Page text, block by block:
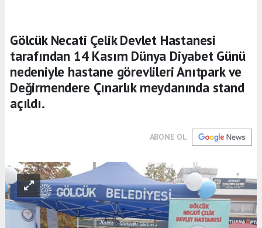
Gölcük Necati Çelik Devlet Hastanesi
tarafından 14 Kasım Dünya Diyabet Günü
nedeniyle hastane görevlileri Anıtpark ve
Değirmendere Çınarlık meydanında stand
açıldı.
ABONE OL